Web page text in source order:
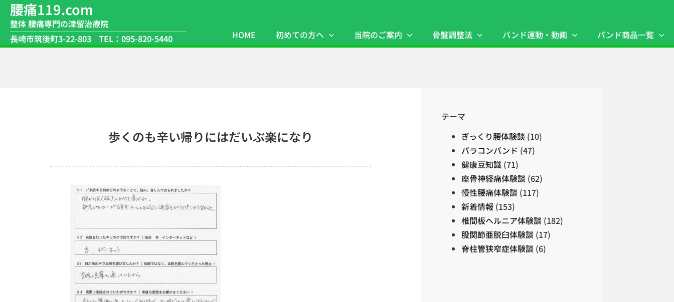
腰痛119.com
整体 腰痛専門の津留治療院
長崎市筑後町3-22-803
TEL：095-820-5440 HOME 初めての方へ 当院のご案内 骨盤調整法 バンド運動・動画 バンド商品一覧
歩くのも辛い帰りにはだいぶ楽になり
テーマ
ぎっくり腰体験談 (10)
バラコンバンド (47)
健康豆知識 (71)
座骨神経痛体験談 (62)
慢性腰痛体験談 (117)
新着情報 (153)
椎間板ヘルニア体験談 (182)
股関節亜脱臼体験談 (17)
脊柱管狭窄症体験談 (6)